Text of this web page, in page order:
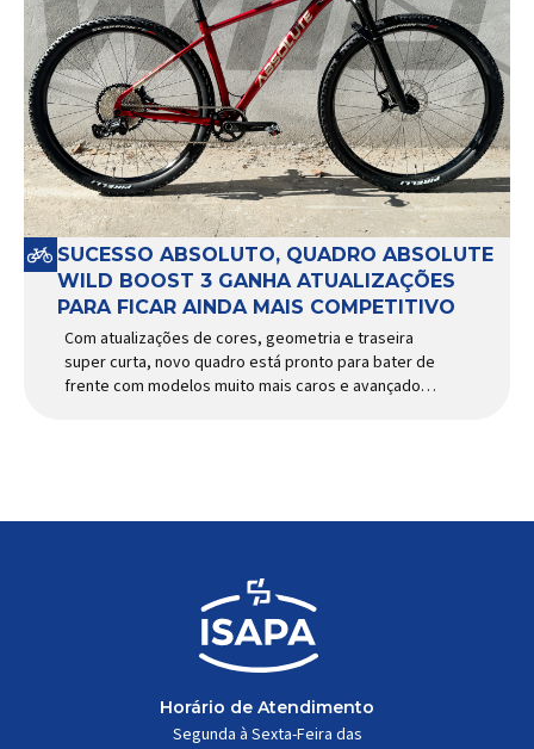
SUCESSO ABSOLUTO, QUADRO ABSOLUTE
WILD BOOST 3 GANHA ATUALIZAÇÕES
PARA FICAR AINDA MAIS COMPETITIVO
Com atualizações de cores, geometria e traseira
super curta, novo quadro está pronto para bater de
frente com modelos muito mais caros e avançados
Horário de Atendimento
Segunda à Sexta-Feira das